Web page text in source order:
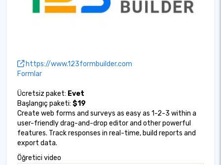
https://www.123formbuilder.com
Formlar
Ücretsiz paket: Evet
Başlangıç paketi: $19
Create web forms and surveys as easy as 1-2-3 within a
user-friendly drag-and-drop editor and other powerful
features. Track responses in real-time, build reports and
export data.
Öğretici video